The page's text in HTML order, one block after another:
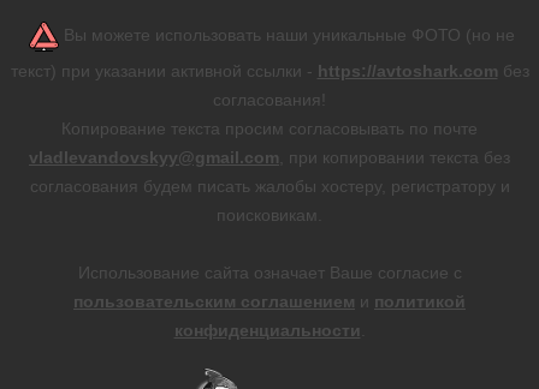
Вы можете использовать наши уникальные ФОТО (но не
текст) при указании активной ссылки - https://avtoshark.com без
согласования!
Копирование текста просим согласовывать по почте
vladlevandovskyy@gmail.com , при копировании текста без
согласования будем писать жалобы хостеру, регистратору и
поисковикам.
Использование сайта означает Ваше согласие с
пользовательским соглашением и политикой
конфиденциальности